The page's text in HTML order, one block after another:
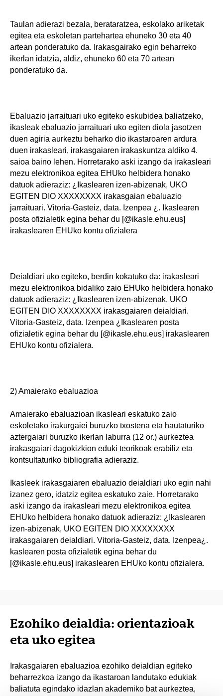
Taulan adierazi bezala, berataratzea, eskolako ariketak
egitea eta eskoletan partehartea ehuneko 30 eta 40
artean ponderatuko da. Irakasgairako egin beharreko
ikerlan idatzia, aldiz, ehuneko 60 eta 70 artean
ponderatuko da.
Ebaluazio jarraituari uko egiteko eskubidea baliatzeko,
ikasleak ebaluazio jarraituari uko egiten diola jasotzen
duen agiria aurkeztu beharko dio ikastaroaren ardura
duen irakasleari, irakasgaiaren irakaskuntza aldiko 4.
saioa baino lehen. Horretarako aski izango da irakasleari
mezu elektronikoa egitea EHUko helbidera honako
datuok adieraziz: ¿Ikaslearen izen-abizenak, UKO
EGITEN DIO XXXXXXXX irakasgaian ebaluazio
jarraituari. Vitoria-Gasteiz, data. Izenpea ¿. Ikaslearen
posta ofizialetik egina behar du [@ikasle.ehu.eus]
irakaslearen EHUko kontu ofizialera
Deialdiari uko egiteko, berdin kokatuko da: irakasleari
mezu elektronikoa bidaliko zaio EHUko helbidera honako
datuok adieraziz: ¿Ikaslearen izen-abizenak, UKO
EGITEN DIO XXXXXXXX irakasgaiaren deialdiari.
Vitoria-Gasteiz, data. Izenpea ¿Ikaslearen posta
ofizialetik egina behar du [@ikasle.ehu.eus] irakaslearen
EHUko kontu ofizialera.
2) Amaierako ebaluazioa
Amaierako ebaluazioan ikasleari eskatuko zaio
eskoletako irakurgaiei buruzko txostena eta hautaturiko
aztergaiari buruzko ikerlan laburra (12 or.) aurkeztea
irakasgaiari dagokizkion eduki teorikoak erabiliz eta
kontsultaturiko bibliografia adieraziz.
Ikasleek irakasgaiaren ebaluazio deialdiari uko egin nahi
izanez gero, idatziz egitea eskatuko zaie. Horretarako
aski izango da irakasleari mezu elektronikoa egitea
EHUko helbidera honako datuok adieraziz: ¿Ikaslearen
izen-abizenak, UKO EGITEN DIO XXXXXXXX
irakasgaiaren deialdiari. Vitoria-Gasteiz, data. Izenpea¿.
kaslearen posta ofizialetik egina behar du
[@ikasle.ehu.eus] irakaslearen EHUko kontu ofizialera.
Ezohiko deialdia: orientazioak
eta uko egitea
Irakasgaiaren ebaluazioa ezohiko deialdian egiteko
beharrezkoa izango da ikastaroan landutako edukiak
baliatuta egindako idazlan akademiko bat aurkeztea,